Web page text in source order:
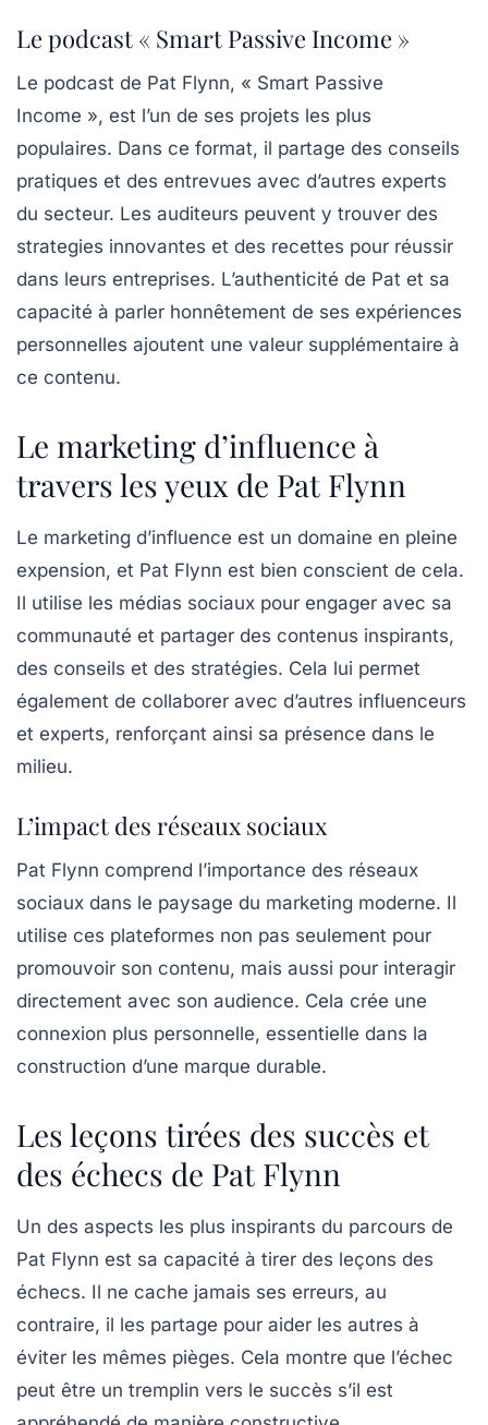
Le podcast « Smart Passive Income »
Le podcast de Pat Flynn, « Smart Passive
Income », est l’un de ses projets les plus
populaires. Dans ce format, il partage des conseils
pratiques et des entrevues avec d’autres experts
du secteur. Les auditeurs peuvent y trouver des
strategies innovantes et des recettes pour réussir
dans leurs entreprises. L’authenticité de Pat et sa
capacité à parler honnêtement de ses expériences
personnelles ajoutent une valeur supplémentaire à
ce contenu.
Le marketing d’influence à
travers les yeux de Pat Flynn
Le marketing d’influence est un domaine en pleine
expension, et Pat Flynn est bien conscient de cela.
Il utilise les médias sociaux pour engager avec sa
communauté et partager des contenus inspirants,
des conseils et des stratégies. Cela lui permet
également de collaborer avec d’autres influenceurs
et experts, renforçant ainsi sa présence dans le
milieu.
L’impact des réseaux sociaux
Pat Flynn comprend l’importance des réseaux
sociaux dans le paysage du marketing moderne. Il
utilise ces plateformes non pas seulement pour
promouvoir son contenu, mais aussi pour interagir
directement avec son audience. Cela crée une
connexion plus personnelle, essentielle dans la
construction d’une marque durable.
Les leçons tirées des succès et
des échecs de Pat Flynn
Un des aspects les plus inspirants du parcours de
Pat Flynn est sa capacité à tirer des leçons des
échecs. Il ne cache jamais ses erreurs, au
contraire, il les partage pour aider les autres à
éviter les mêmes pièges. Cela montre que l’échec
peut être un tremplin vers le succès s’il est